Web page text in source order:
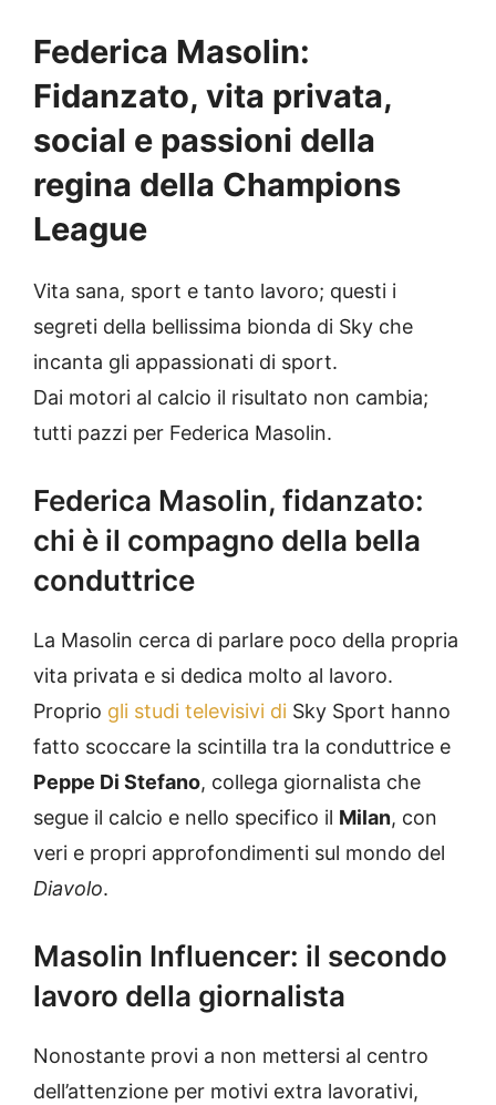
Federica Masolin:
Fidanzato, vita privata,
social e passioni della
regina della Champions
League
Vita sana, sport e tanto lavoro; questi i
segreti della bellissima bionda di Sky che
incanta gli appassionati di sport.
Dai motori al calcio il risultato non cambia;
tutti pazzi per Federica Masolin.
Federica Masolin, fidanzato:
chi è il compagno della bella
conduttrice
La Masolin cerca di parlare poco della propria
vita privata e si dedica molto al lavoro.
Proprio gli studi televisivi di Sky Sport hanno
fatto scoccare la scintilla tra la conduttrice e
Peppe Di Stefano, collega giornalista che
segue il calcio e nello specifico il Milan, con
veri e propri approfondimenti sul mondo del
Diavolo.
Masolin Influencer: il secondo
lavoro della giornalista
Nonostante provi a non mettersi al centro
dell’attenzione per motivi extra lavorativi,